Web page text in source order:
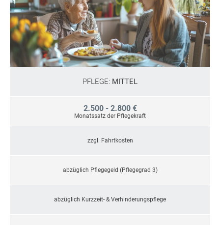
PFLEGE: MITTEL
2.500 - 2.800 €
Monatssatz der Pflegekraft
zzgl. Fahrtkosten
abzüglich Pflegegeld (Pflegegrad 3)
abzüglich Kurzzeit- & Verhinderungspflege